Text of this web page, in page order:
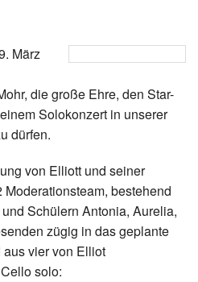
März
die große Ehre, den Star-
Solokonzert in unserer
dürfen.
von Elliott und seiner
bestehend
Schülern Antonia, Aurelia,
zügig in das geplante
vier von Elliot
solo: